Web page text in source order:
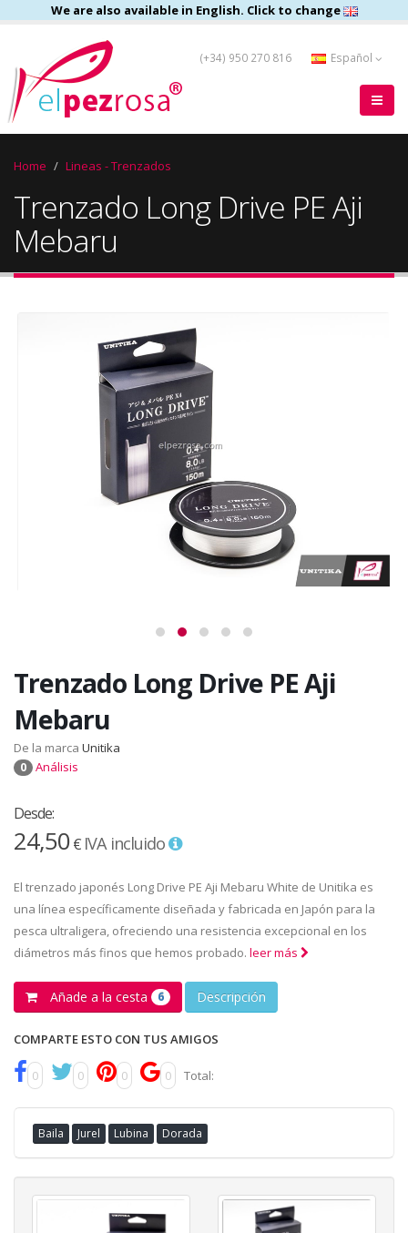
We are also available in English. Click to change
(+34) 950 270 816 Español
Home Lineas - Trenzados
Trenzado Long Drive PE Aji
Mebaru
Trenzado Long Drive PE Aji
Mebaru
De la marca Unitika
0 Análisis
Desde:
24,50€ IVA incluido
El trenzado japonés Long Drive PE Aji Mebaru White de Unitika es
una línea específicamente diseñada y fabricada en Japón para la
pesca ultraligera, ofreciendo una resistencia excepcional en los
diámetros más finos que hemos probado. leer más
Añade a la cesta 6 Descripción
COMPARTE ESTO CON TUS AMIGOS
0 0 0 0 Total:
Baila Jurel Lubina Dorada